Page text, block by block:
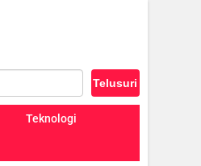
Teknologi